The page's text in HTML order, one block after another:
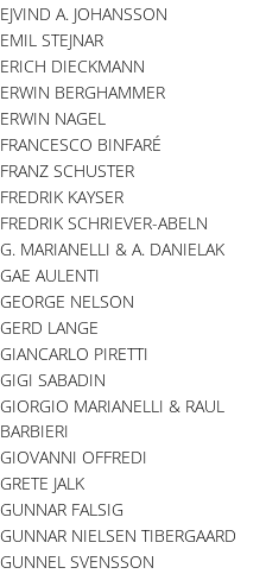
EJVIND A. JOHANSSON
EMIL STEJNAR
ERICH DIECKMANN
ERWIN BERGHAMMER
ERWIN NAGEL
FRANCESCO BINFARÉ
FRANZ SCHUSTER
FREDRIK KAYSER
FREDRIK SCHRIEVER-ABELN
G. MARIANELLI & A. DANIELAK
GAE AULENTI
GEORGE NELSON
GERD LANGE
GIANCARLO PIRETTI
GIGI SABADIN
GIORGIO MARIANELLI & RAUL
BARBIERI
GIOVANNI OFFREDI
GRETE JALK
GUNNAR FALSIG
GUNNAR NIELSEN TIBERGAARD
GUNNEL SVENSSON